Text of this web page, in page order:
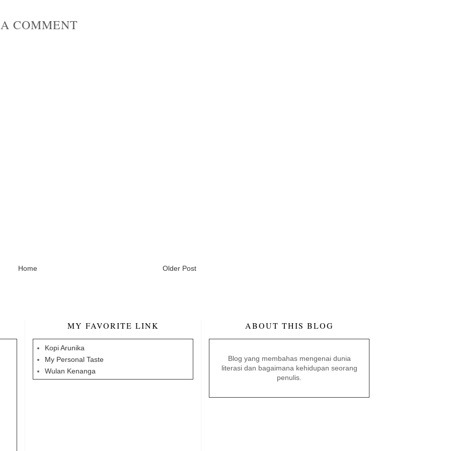
COMMENT
Older Post
Home
MY FAVORITE LINK
Kopi Arunika
My Personal Taste
Wulan Kenanga
ABOUT THIS BLOG
Blog yang membahas mengenai dunia
literasi dan bagaimana kehidupan seorang
penulis.